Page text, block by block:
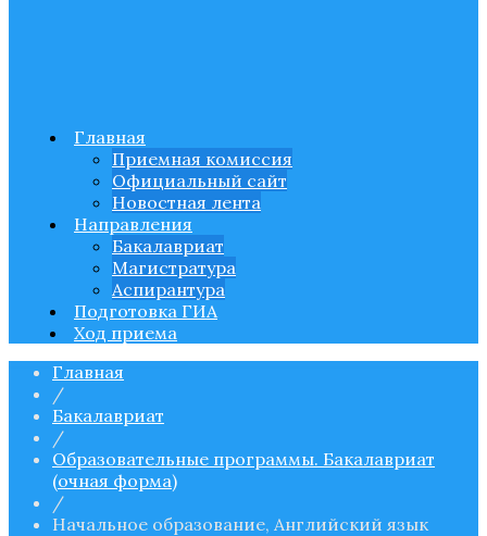
Приемная комиссия ЯГПУ им. К.Д.
Ушинского
поступающим
Главная
Приемная комиссия
Официальный сайт
Новостная лента
Направления
Бакалавриат
Магистратура
Аспирантура
Подготовка ГИА
Ход приема
Главная
/
Бакалавриат
/
Образовательные программы. Бакалавриат
(очная форма)
/
Начальное образование, Английский язык